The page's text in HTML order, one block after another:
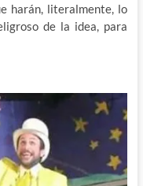
harán, literalmente, lo
de la idea, para